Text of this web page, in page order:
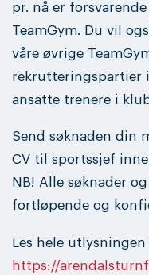
pr. nå er
TeamGym. Du vil
våre øvrige
rekrutteringspartier
ansatte trenere i
Send søknaden din
CV til sportssjef
NB! Alle søknader
fortløpende og
Les hele utlysningen
https://